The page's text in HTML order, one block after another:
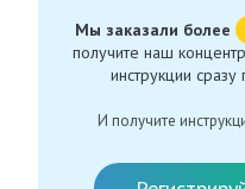
Мы заказали более
получите наш
инструкции сразу
И получите